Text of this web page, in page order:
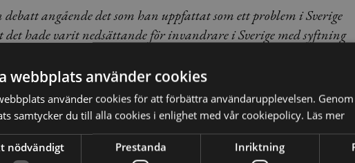
angående det som han uppfattat som ett problem i Sverige
hade varit nedsättande för invandrare i Sverige med syftning
med dagsböter.
bedömning som tingsrätten gjort. Hovrätten anser också
webbplats använder cookies
använder cookies för att förbättra användarupplevelsen.
samtycker du till alla cookies i enlighet med vår cookiepolicy. Läs mer
nödvändigt Prestanda Inriktning